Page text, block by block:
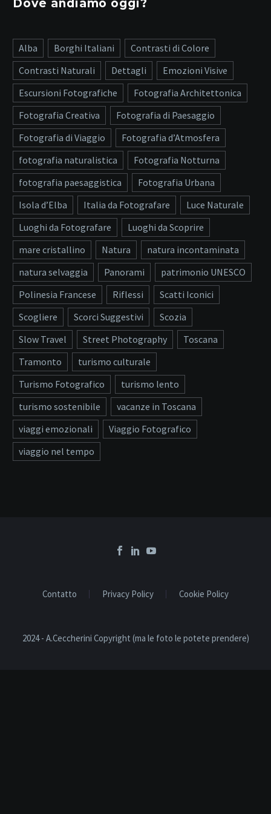
Dove andiamo oggi?
Alba Borghi Italiani
Contrasti di Colore
Contrasti Naturali
Dettagli
Emozioni Visive
Escursioni Fotografiche
Fotografia Architettonica
Fotografia Creativa
Fotografia di Paesaggio
Fotografia di Viaggio
Fotografia d’Atmosfera
fotografia naturalistica
Fotografia Notturna
fotografia paesaggistica
Fotografia Urbana
Isola d’Elba
Italia da Fotografare
Luce Naturale
Luoghi da Fotografare
Luoghi da Scoprire
mare cristallino
Natura
natura incontaminata
natura selvaggia
Panorami
patrimonio UNESCO
Polinesia Francese
Riflessi
Scatti Iconici
Scogliere
Scorci Suggestivi
Scozia
Slow Travel
Street Photography
Toscana
Tramonto
turismo culturale
Turismo Fotografico
turismo lento
turismo sostenibile
vacanze in Toscana
viaggi emozionali
Viaggio Fotografico
viaggio nel tempo
Contatto Privacy Policy Cookie Policy
2024 - A.Ceccherini Copyright (ma le foto le potete prendere)